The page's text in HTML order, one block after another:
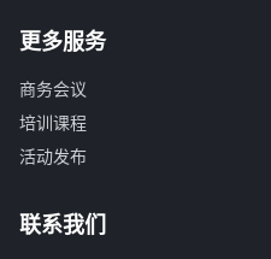
更多服务
商务会议
培训课程
活动发布
联系我们